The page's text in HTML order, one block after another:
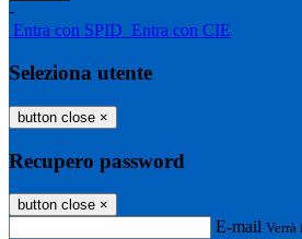
-
Entra con SPID Entra con CIE
Seleziona utente
button close ×
Recupero password
button close ×
E-mail